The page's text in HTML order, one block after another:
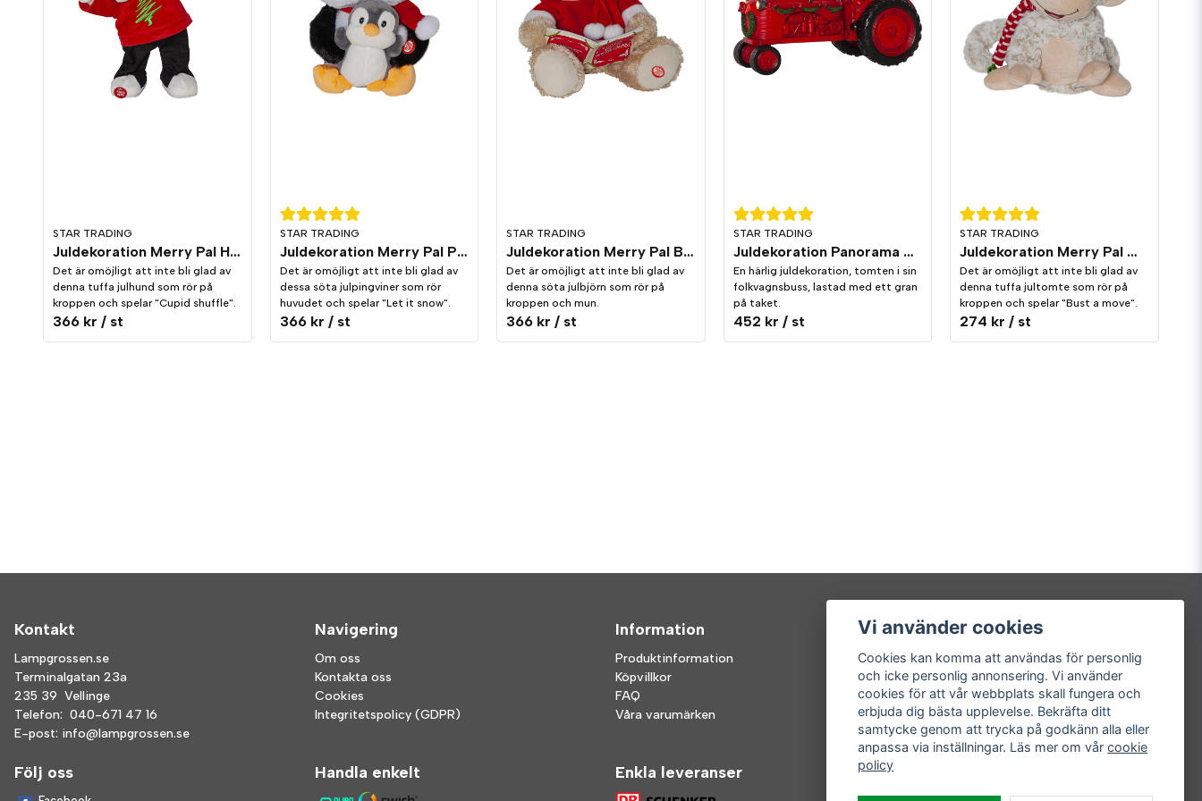
STAR TRADING
Juldekoration Merry Pal Hund Melodi/Rörelse
Det är omöjligt att inte bli glad av
denna tuffa julhund som rör på
kroppen och spelar "Cupid shuffle".
366 kr / st
STAR TRADING
Juldekoration Merry Pal Pingvin Melodi/Rörelse
Det är omöjligt att inte bli glad av
dessa söta julpingviner som rör
huvudet och spelar "Let it snow".
366 kr / st
STAR TRADING
Juldekoration Merry Pal Björn Melodi/Rörelse
Det är omöjligt att inte bli glad av
denna söta julbjörn som rör på
kroppen och mun.
366 kr / st
STAR TRADING
Juldekoration Panorama Merryville Traktor
En härlig juldekoration, tomten i sin
folkvagnsbuss, lastad med ett gran
på taket.
452 kr / st
STAR TRADING
Juldekoration Merry Pal Apa Melodi/Rörelse
Det är omöjligt att inte bli glad av
denna tuffa jultomte som rör på
kroppen och spelar "Bust a move".
274 kr / st
Kontakt
Lampgrossen.se
Terminalgatan 23a
235 39 Vellinge
Telefon: 040-671 47 16
E-post: info@lampgrossen.se
Navigering
Om oss
Kontakta oss
Cookies
Integritetspolicy (GDPR)
Information
Produktinformation
Köpvillkor
FAQ
Våra varumärken
Mitt konto
Logga in
Registrera dig
Glömt lösenord?
Följ oss Handla enkelt Enkla leveranser
Vi använder cookies
Cookies kan komma att användas för personlig
och icke personlig annonsering. Vi använder
cookies för att vår webbplats skall fungera och
erbjuda dig bästa upplevelse. Bekräfta ditt
samtycke genom att trycka på godkänn alla eller
anpassa via inställningar. Läs mer om vårcookie
policy